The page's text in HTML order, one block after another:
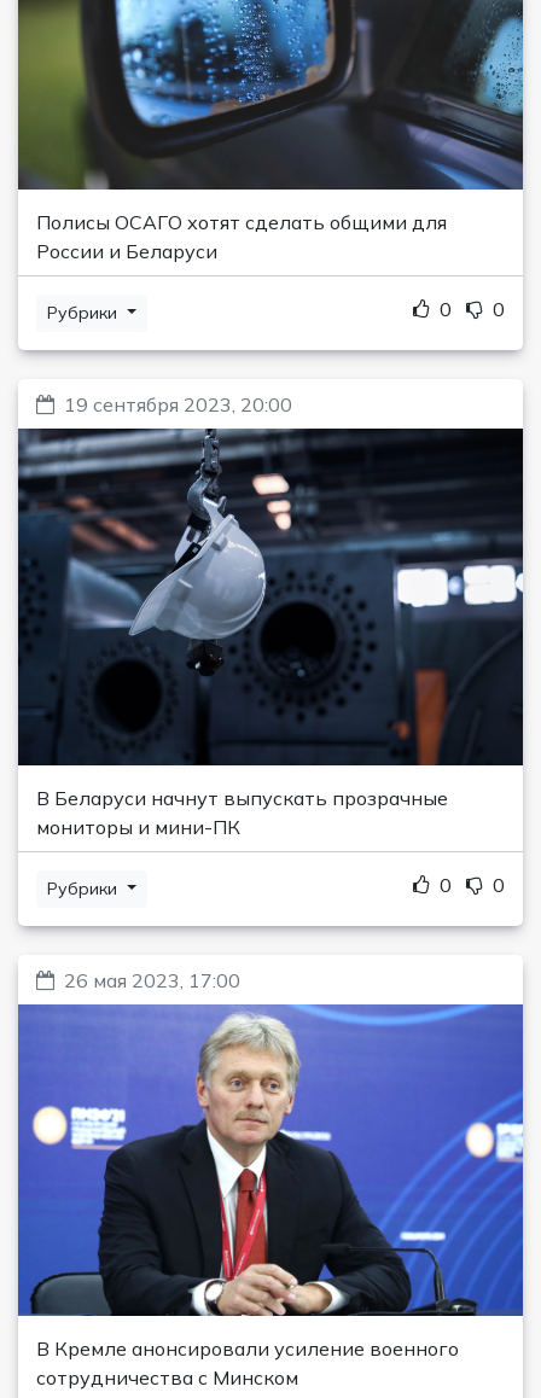
Полисы ОСАГО хотят сделать общими для
России и Беларуси
Рубрики 0 0
19 сентября 2023, 20:00
В Беларуси начнут выпускать прозрачные
мониторы и мини-ПК
Рубрики 0 0
26 мая 2023, 17:00
В Кремле анонсировали усиление военного
сотрудничества с Минском